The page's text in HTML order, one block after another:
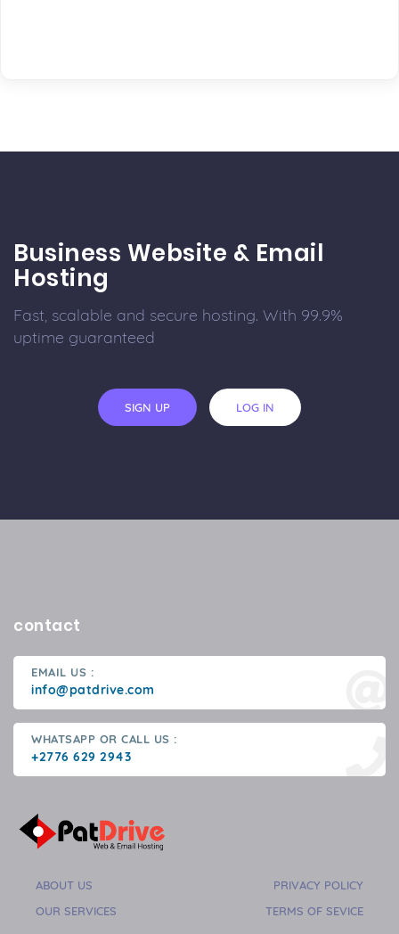
Business Website & Email
Hosting
Fast, scalable and secure hosting. With 99.9%
uptime guaranteed
SIGN UP LOG IN
contact
EMAIL US :
info@patdrive.com
WHATSAPP OR CALL US :
+2776 629 2943
ABOUT US
OUR SERVICES
PRIVACY POLICY
TERMS OF SEVICE